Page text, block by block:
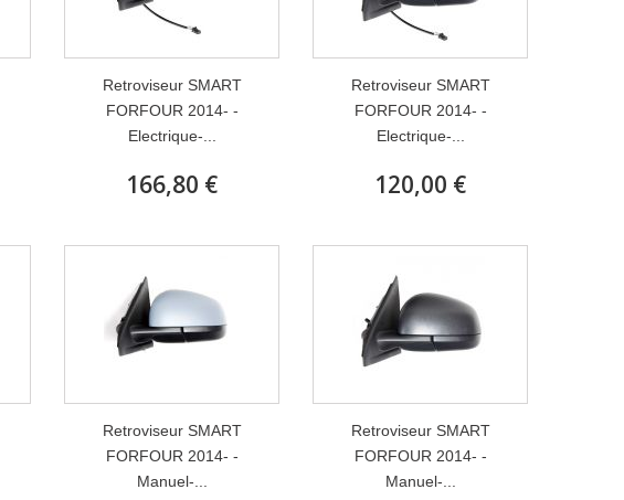
Retroviseur SMART
FORFOUR 2014- -
Electrique-...
166,80 €
Retroviseur SMART
FORFOUR 2014- -
Electrique-...
120,00 €
Retroviseur SMART
FORFOUR 2014- -
Manuel-...
Retroviseur SMART
FORFOUR 2014- -
Manuel-...